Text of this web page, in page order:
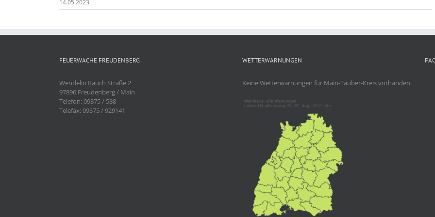
14.05.2023
FEUERWACHE FREUDENBERG
Wendelin Rauch Straße 2
97896 Freudenberg / Main
Telefon: 09375 / 588
Telefax: 09375 / 929141
WETTERWARNUNGEN
Keine Wetterwarnungen für Main-Tauber-Kreis vorhanden